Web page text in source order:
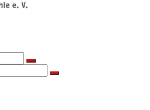
Suchen …
Suchen …